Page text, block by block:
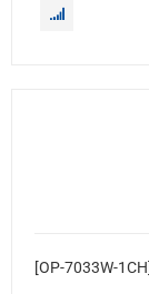
[OP-7033W-